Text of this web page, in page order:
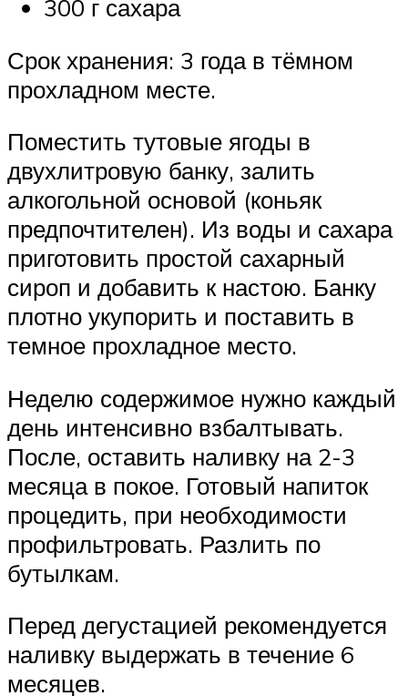
300 г сахара
Срок хранения: 3 года в тёмном
прохладном месте.
Поместить тутовые ягоды в
двухлитровую банку, залить
алкогольной основой (коньяк
предпочтителен). Из воды и сахара
приготовить простой сахарный
сироп и добавить к настою. Банку
плотно укупорить и поставить в
темное прохладное место.
Неделю содержимое нужно каждый
день интенсивно взбалтывать.
После, оставить наливку на 2-3
месяца в покое. Готовый напиток
процедить, при необходимости
профильтровать. Разлить по
бутылкам.
Перед дегустацией рекомендуется
наливку выдержать в течение 6
месяцев.